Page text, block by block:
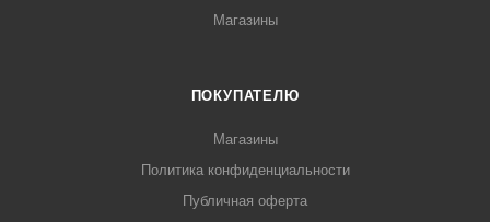
Магазины
ПОКУПАТЕЛЮ
Магазины
Политика конфиденциальности
Публичная оферта